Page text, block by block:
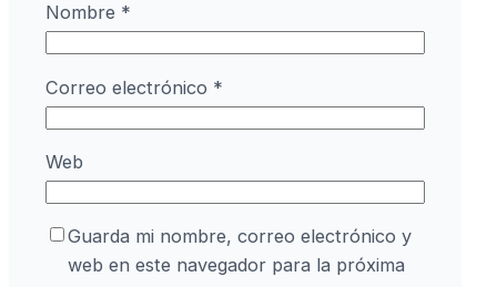
Nombre *
Correo electrónico *
Web
Guarda mi nombre, correo electrónico y
web en este navegador para la próxima